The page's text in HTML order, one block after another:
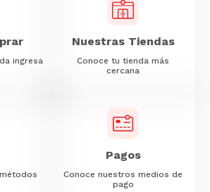
ingresa
Nuestras Tiendas
Conoce tu tienda más
cercana
Pagos
Conoce nuestros medios de
pago